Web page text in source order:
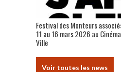
Festival des Monteurs
11 au 16 mars 2026 au
Ville
Voir toutes les news